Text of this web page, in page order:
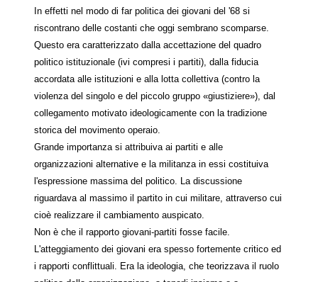
In effetti nel modo di far politica dei giovani del '68 si
riscontrano delle costanti che oggi sembrano scomparse.
Questo era caratterizzato dalla accettazione del quadro
politico istituzionale (ivi compresi i partiti), dalla fiducia
accordata alle istituzioni e alla lotta collettiva (contro la
violenza del singolo e del piccolo gruppo «giustiziere»), dal
collegamento motivato ideologicamente con la tradizione
storica del movimento operaio.
Grande importanza si attribuiva ai partiti e alle
organizzazioni alternative e la militanza in essi costituiva
l'espressione massima del politico. La discussione
riguardava al massimo il partito in cui militare, attraverso cui
cioè realizzare il cambiamento auspicato.
Non è che il rapporto giovani-partiti fosse facile.
L'atteggiamento dei giovani era spesso fortemente critico ed
i rapporti conflittuali. Era la ideologia, che teorizzava il ruolo